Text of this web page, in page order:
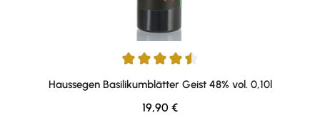
Durchschnittliche Bewertung von 4.5 von 5 Sternen
Haussegen Basilikumblätter Geist 48% vol. 0,10l
Regulärer Preis:
19,90 €